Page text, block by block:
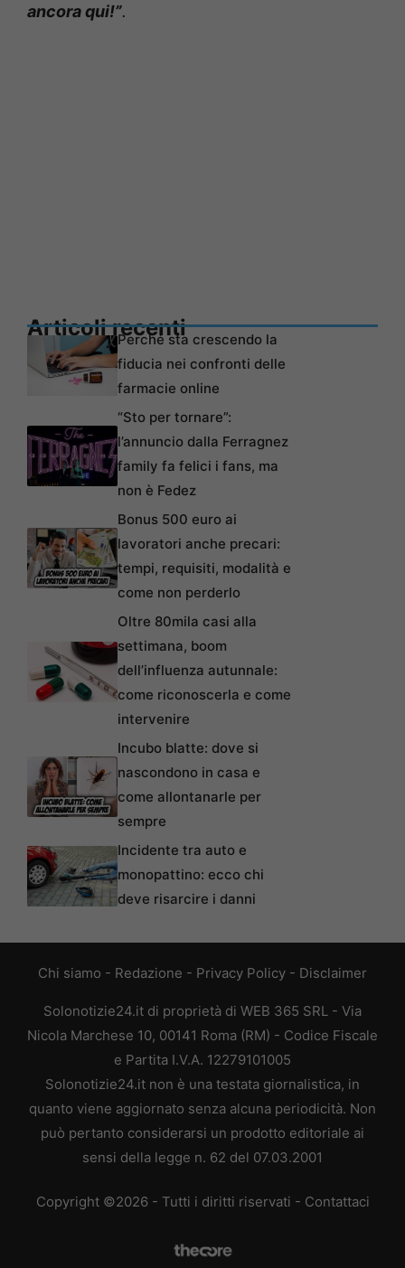
ancora qui!”.
Articoli recentiPerché sta crescendo la
fiducia nei confronti delle
farmacie online
“Sto per tornare”:
l’annuncio dalla Ferragnez
family fa felici i fans, ma
non è Fedez
Bonus 500 euro ai
lavoratori anche precari:
tempi, requisiti, modalità e
come non perderlo
Oltre 80mila casi alla
settimana, boom
dell’influenza autunnale:
come riconoscerla e come
intervenire
Incubo blatte: dove si
nascondono in casa e
come allontanarle per
sempre
Incidente tra auto e
monopattino: ecco chi
deve risarcire i danni
Chi siamo - Redazione - Privacy Policy - Disclaimer
Solonotizie24.it di proprietà di WEB 365 SRL - Via
Nicola Marchese 10, 00141 Roma (RM) - Codice Fiscale
e Partita I.V.A. 12279101005
Solonotizie24.it non è una testata giornalistica, in
quanto viene aggiornato senza alcuna periodicità. Non
può pertanto considerarsi un prodotto editoriale ai
sensi della legge n. 62 del 07.03.2001
Copyright ©2026 - Tutti i diritti riservati - Contattaci